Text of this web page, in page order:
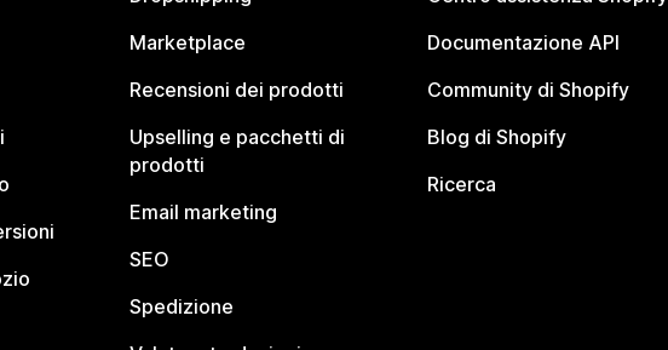
Marketplace
Recensioni dei prodotti
Upselling e pacchetti di
prodotti
Email marketing
SEO
Spedizione
Documentazione API
Community di Shopify
Blog di Shopify
Ricerca